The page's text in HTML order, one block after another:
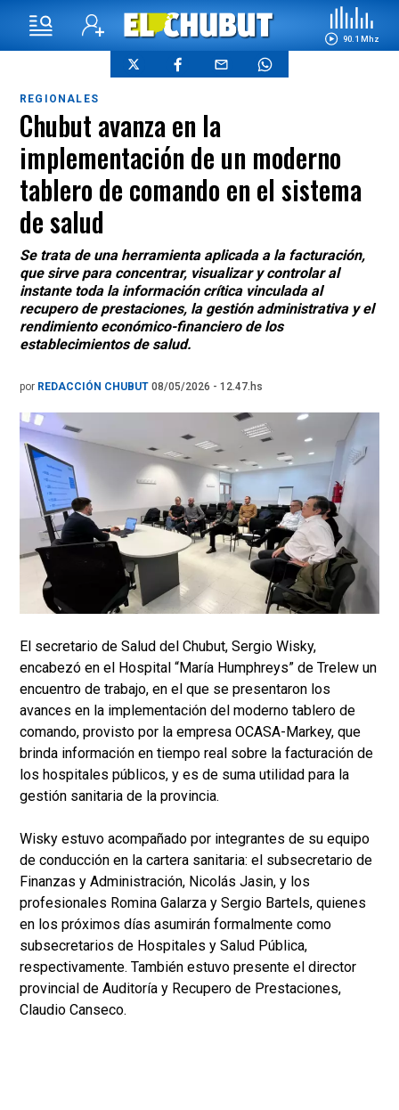
90.1 Mhz
REGIONALES
Chubut avanza en la
implementación de un moderno
tablero de comando en el sistema
de salud
Se trata de una herramienta aplicada a la facturación,
que sirve para concentrar, visualizar y controlar al
instante toda la información crítica vinculada al
recupero de prestaciones, la gestión administrativa y el
rendimiento económico-financiero de los
establecimientos de salud.
por REDACCIÓN CHUBUT 08/05/2026 - 12.47.hs
El secretario de Salud del Chubut, Sergio Wisky,
encabezó en el Hospital “María Humphreys” de Trelew un
encuentro de trabajo, en el que se presentaron los
avances en la implementación del moderno tablero de
comando, provisto por la empresa OCASA-Markey, que
brinda información en tiempo real sobre la facturación de
los hospitales públicos, y es de suma utilidad para la
gestión sanitaria de la provincia.
Wisky estuvo acompañado por integrantes de su equipo
de conducción en la cartera sanitaria: el subsecretario de
Finanzas y Administración, Nicolás Jasin, y los
profesionales Romina Galarza y Sergio Bartels, quienes
en los próximos días asumirán formalmente como
subsecretarios de Hospitales y Salud Pública,
respectivamente. También estuvo presente el director
provincial de Auditoría y Recupero de Prestaciones,
Claudio Canseco.